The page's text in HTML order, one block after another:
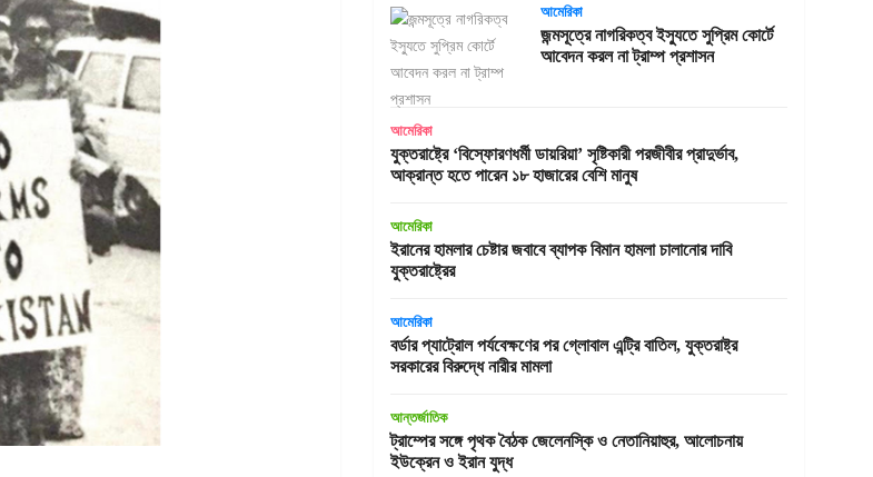
আমেরিকা
জন্মসূত্রে নাগরিকত্ব ইস্যুতে সুপ্রিম কোর্টে
আবেদন করল না ট্রাম্প প্রশাসন
আমেরিকা
যুক্তরাষ্ট্রে ‘বিস্ফোরণধর্মী ডায়রিয়া’ সৃষ্টিকারী পরজীবীর প্রাদুর্ভাব,
আক্রান্ত হতে পারেন ১৮ হাজারের বেশি মানুষ
আমেরিকা
ইরানের হামলার চেষ্টার জবাবে ব্যাপক বিমান হামলা চালানোর দাবি
যুক্তরাষ্ট্রের
আমেরিকা
বর্ডার প্যাট্রোল পর্যবেক্ষণের পর গ্লোবাল এন্ট্রি বাতিল, যুক্তরাষ্ট্র
সরকারের বিরুদ্ধে নারীর মামলা
আন্তর্জাতিক
ট্রাম্পের সঙ্গে পৃথক বৈঠক জেলেনস্কি ও নেতানিয়াহুর, আলোচনায়
ইউক্রেন ও ইরান যুদ্ধ